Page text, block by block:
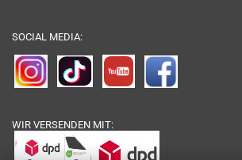
SOCIAL MEDIA:
WIR VERSENDEN MIT: